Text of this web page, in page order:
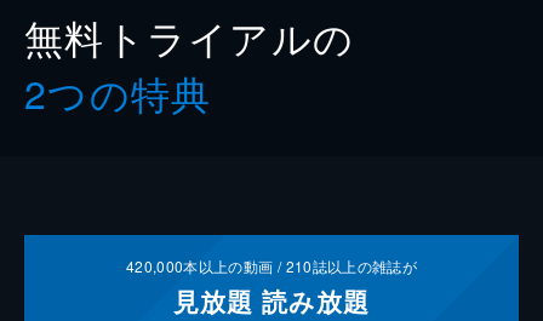
無料トライアルの
2つの特典
420,000本以上の動画 /210誌以上の雑誌が
見放題 読み放題